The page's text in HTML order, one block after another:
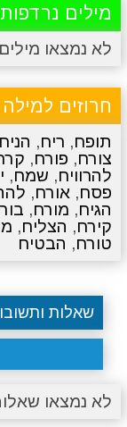
מילים
לא נמצאו
חרוזים
תופח, ריח, הניח
צורח, פורח,
להרוויח, שמח,
פסח, אורח,
הגיח, מורח,
קירח, הצליח,
טורח, הבטיח
שאלות
לא נמצאו